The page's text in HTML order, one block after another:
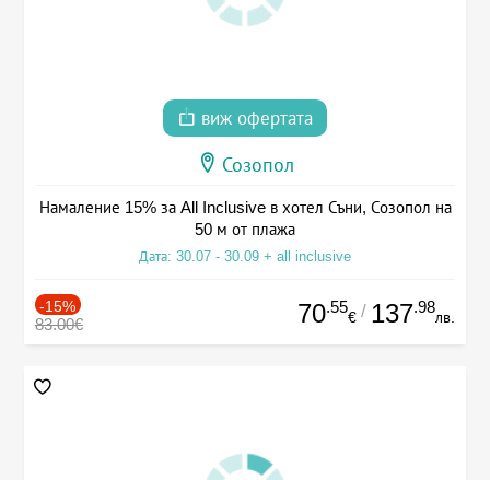
виж офертата
Созопол
Намаление 15% за All Inclusive в хотел Съни, Созопол на
50 м от плажа
Дата: 30.07 - 30.09 + all inclusive
-15%
83.00€ 70.55
€ / 137.98
лв.